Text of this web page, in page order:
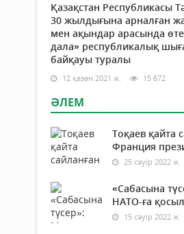
Қазақстан Республикасы
30 жылдығына арналған
мен ақындар арасында
дала» республикалық
байқауы туралы
12 қазан 2021 ж. 15 672
ӘЛЕМ
Тоқаев қайта
Франция
25 сәуір 2022 ж.
«Сабасына
НАТО-ға
15 сәуір 2022 ж.